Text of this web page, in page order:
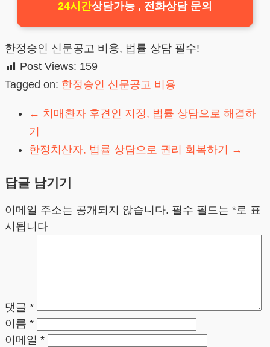
24시간상담가능 , 전화상담 문의
한정승인 신문공고 비용, 법률 상담 필수!
Post Views: 159
Tagged on: 한정승인 신문공고 비용
← 치매환자 후견인 지정, 법률 상담으로 해결하
기
한정치산자, 법률 상담으로 권리 회복하기
→
답글 남기기
이메일 주소는 공개되지 않습니다. 필수 필드는 *로 표
시됩니다
댓글 *
이름 *
이메일 *